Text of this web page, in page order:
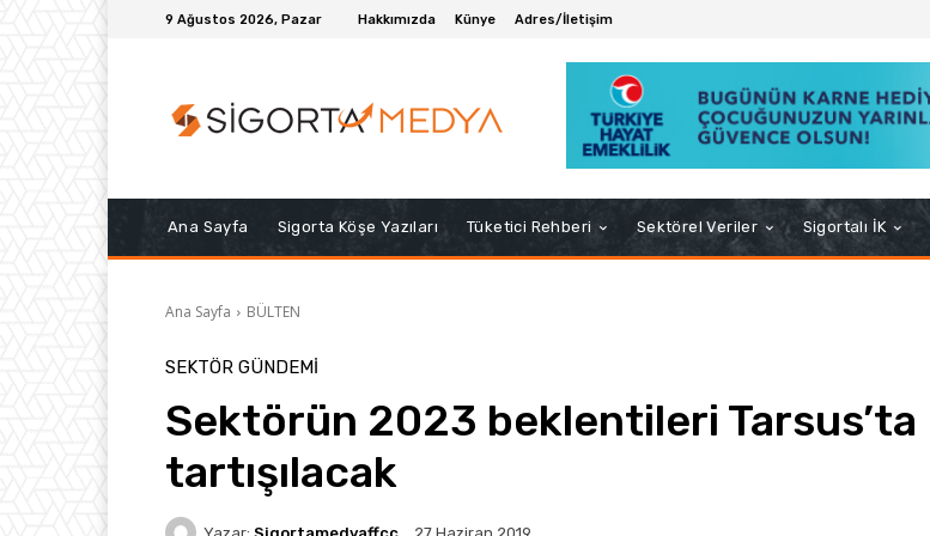
9 Ağustos 2026, Pazar Hakkımızda Künye Adres/İletişim
Ana Sayfa Sigorta Köşe Yazıları Tüketici Rehberi Sektörel Veriler Sigortalı İK
Ana Sayfa BÜLTEN
SEKTÖR GÜNDEMİ
Sektörün 2023 beklentileri Tarsus’ta
tartışılacak